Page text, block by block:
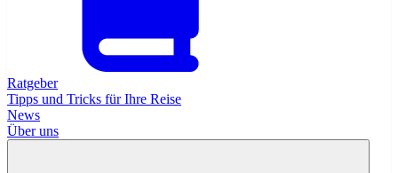
Ratgeber
Tipps und Tricks für Ihre Reise
News
Über uns